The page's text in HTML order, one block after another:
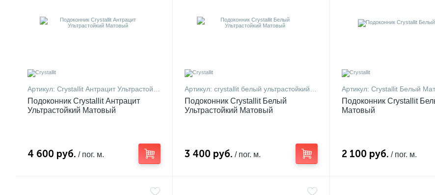
Артикул: Crystallit Антрацит Ультрастойкий 10
Подоконник Crystallit Антрацит
Ультрастойкий Матовый
4 600 руб. / пог. м.
Артикул: crystallit белый ультрастойкий 10
Подоконник Crystallit Белый
Ультрастойкий Матовый
3 400 руб. / пог. м.
Артикул: Crystallit Белый
Подоконник Crystallit
Матовый
2 100 руб. / пог. м.